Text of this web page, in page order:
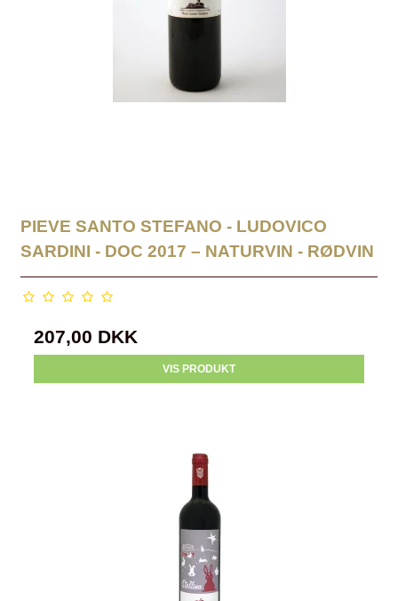
PIEVE SANTO STEFANO - LUDOVICO
SARDINI - DOC 2017 – NATURVIN - RØDVIN
207,00 DKK
VIS PRODUKT